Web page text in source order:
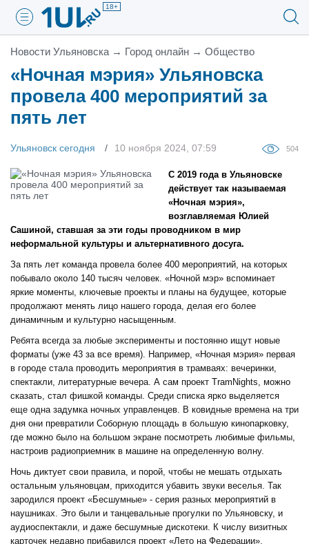
18+
Новости Ульяновска → Город онлайн → Общество
«Ночная мэрия» Ульяновска
провела 400 мероприятий за
пять лет
Ульяновск сегодня 10 ноября 2024, 07:59 504
С 2019 года в Ульяновске
действует так называемая
«Ночная мэрия»,
возглавляемая Юлией
Сашиной, ставшая за эти годы проводником в мир
неформальной культуры и альтернативного досуга.
За пять лет команда провела более 400 мероприятий, на которых
побывало около 140 тысяч человек. «Ночной мэр» вспоминает
яркие моменты, ключевые проекты и планы на будущее, которые
продолжают менять лицо нашего города, делая его более
динамичным и культурно насыщенным.
Ребята всегда за любые эксперименты и постоянно ищут новые
форматы (уже 43 за все время). Например, «Ночная мэрия» первая
в городе стала проводить мероприятия в трамваях: вечеринки,
спектакли, литературные вечера. А сам проект TramNights, можно
сказать, стал фишкой команды. Среди списка ярко выделяется
еще одна задумка ночных управленцев. В ковидные времена на три
дня они превратили Соборную площадь в большую кинопарковку,
где можно было на большом экране посмотреть любимые фильмы,
настроив радиоприемник в машине на определенную волну.
Ночь диктует свои правила, и порой, чтобы не мешать отдыхать
остальным ульяновцам, приходится убавить звуки веселья. Так
зародился проект «Бесшумные» - серия разных мероприятий в
наушниках. Это были и танцевальные прогулки по Ульяновску, и
аудиоспектакли, и даже бесшумные дискотеки. К числу визитных
карточек недавно прибавился проект «Лето на Федерации»,